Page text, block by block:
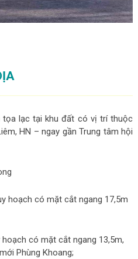
tọa lạc tại khu đất có vị trí thuộc
HN – ngay gần Trung tâm hội
hoạch có mặt cắt ngang 17,5m
có mặt cắt ngang 13,5m,
Phùng Khoang;